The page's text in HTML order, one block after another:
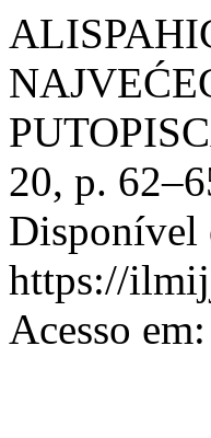
20, p.
Disponível
https://
Acesso